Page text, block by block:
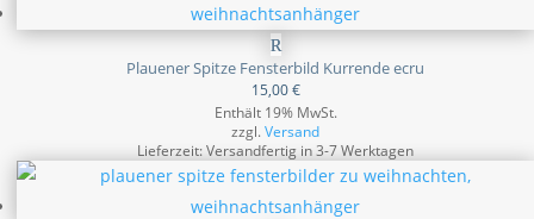
Plauener Spitze Fensterbild Kurrende ecru
15,00€
Enthält 19% MwSt.
zzgl.Versand
Lieferzeit: Versandfertig in 3-7 Werktagen